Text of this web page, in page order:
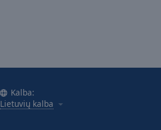
Kalba:
Lietuvių kalba